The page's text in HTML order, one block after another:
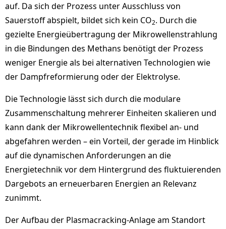
auf. Da sich der Prozess unter Ausschluss von
Sauerstoff abspielt, bildet sich kein CO2. Durch die
gezielte Energieübertragung der Mikrowellenstrahlung
in die Bindungen des Methans benötigt der Prozess
weniger Energie als bei alternativen Technologien wie
der Dampfreformierung oder der Elektrolyse.
Die Technologie lässt sich durch die modulare
Zusammenschaltung mehrerer Einheiten skalieren und
kann dank der Mikrowellentechnik flexibel an- und
abgefahren werden – ein Vorteil, der gerade im Hinblick
auf die dynamischen Anforderungen an die
Energietechnik vor dem Hintergrund des fluktuierenden
Dargebots an erneuerbaren Energien an Relevanz
zunimmt.
Der Aufbau der Plasmacracking-Anlage am Standort